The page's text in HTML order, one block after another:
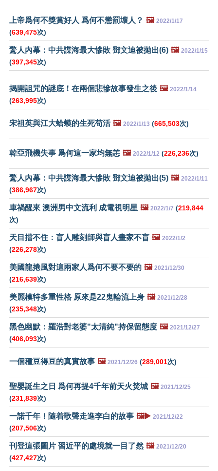
上帝爲何不獎賞好人 爲何不懲罰壞人？ 🖼️ 2022/1/17
(639,475次)
驚人內幕：中共諜海最大慘敗 鄧文迪被拋出(6) 🖼️ 2022/1/15
(397,345次)
揭開詛咒的謎底！在兩個悲慘故事發生之後 🖼️ 2022/1/14
(263,995次)
宋祖英與江大蛤蟆的生死苟活 🖼️ 2022/1/13 (665,503次)
韓亞飛機失事 爲何這一家均無恙 🖼️ 2022/1/12 (226,236次)
驚人內幕：中共諜海最大慘敗 鄧文迪被拋出(5) 🖼️ 2022/1/11
(386,967次)
車禍醒來 澳洲男中文流利 成電視明星 🖼️ 2022/1/7 (219,844
次)
天目擋不住：盲人雕刻師與盲人畫家不盲 🖼️ 2022/1/2
(226,278次)
美國龍捲風對這兩家人爲何不要不要的 🖼️ 2021/12/30
(216,639次)
美麗模特多重性格 原來是22鬼輪流上身 🖼️ 2021/12/28
(235,348次)
黑色幽默：羅浩對老婆"太清純"持保留態度 🖼️ 2021/12/27
(406,093次)
一個種豆得豆的真實故事 🖼️ 2021/12/26 (289,001次)
聖嬰誕生之日 爲何再提4千年前天火焚城 🖼️ 2021/12/25
(231,839次)
一諾千年！隨着歌聲走進李白的故事 🖼️▶️ 2021/12/22
(207,506次)
刊登這張圖片 習近平的處境就一目了然 🖼️ 2021/12/20
(427,427次)